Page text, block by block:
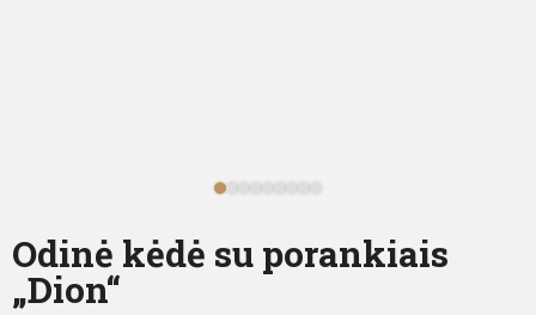
Odinė kėdė su porankiais
„Dion“